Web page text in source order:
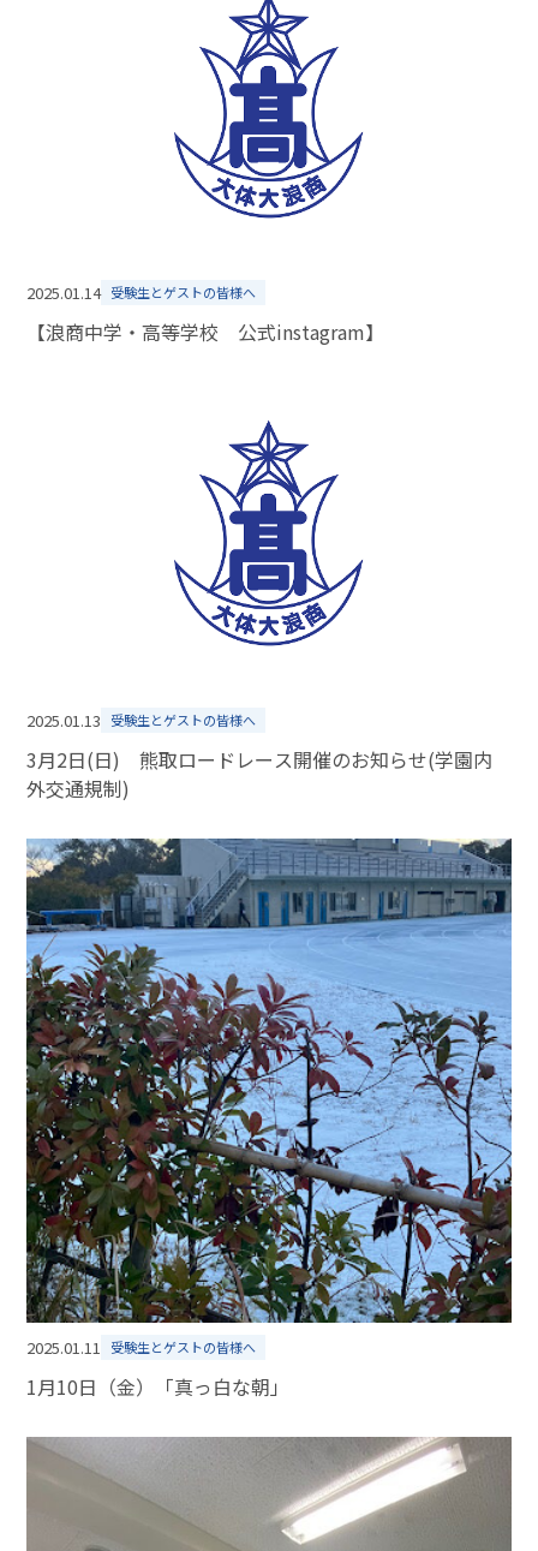
2025.01.14 受験生とゲストの皆様へ
【浪商中学・高等学校 公式instagram】
2025.01.13 受験生とゲストの皆様へ
3月2日(日) 熊取ロードレース開催のお知らせ(学園内
外交通規制)
2025.01.11 受験生とゲストの皆様へ
1月10日（金）「真っ白な朝」